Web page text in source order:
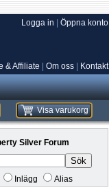
Logga in Öppna konto
& Affiliate Om oss Kontakt
Visa varukorg
Silver Forum
Sök
Inlägg Alias